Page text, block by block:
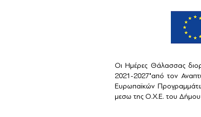
Οι Ημέρες Θάλασσας
2021-2027"από τον
Ευρωπαϊκών
μεσω της Ο.Χ.Ε. του Δήμου